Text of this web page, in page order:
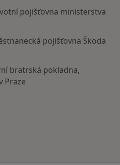
pojišťovna ministerstva
pojišťovna Škoda
bratrská pokladna,
Praze